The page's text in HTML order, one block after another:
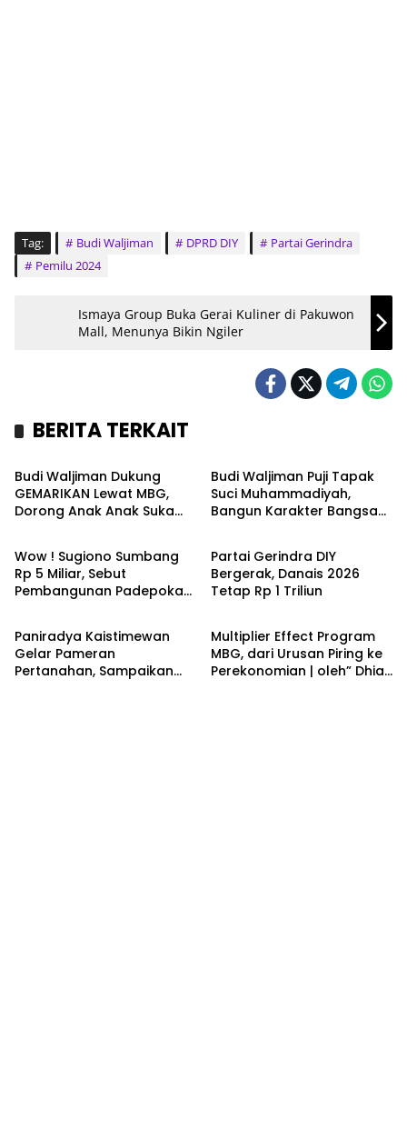
Tag: Budi Waljiman DPRD DIY
Partai Gerindra
Pemilu 2024
Ismaya Group Buka Gerai Kuliner di Pakuwon
Mall, Menunya Bikin Ngiler
BERITA TERKAIT
Kronika
Budi Waljiman Dukung
GEMARIKAN Lewat MBG,
Dorong Anak Anak Suka
Budi Waljiman Puji Tapak
Suci Muhammadiyah,
Bangun Karakter Bangsa
Headline
Wow ! Sugiono Sumbang
Rp 5 Miliar, Sebut
Pembangunan Padepokan
Visioner
Headline
Partai Gerindra DIY
Bergerak, Danais 2026
Tetap Rp 1 Triliun
Headline
Paniradya Kaistimewan
Gelar Pameran
Pertanahan, Sampaikan
Opini
Multiplier Effect Program
MBG, dari Urusan Piring ke
Perekonomian | oleh” Dhian